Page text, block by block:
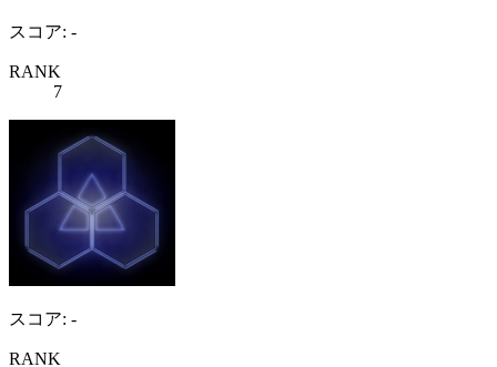
スコア: -
RANK
7
スコア: -
RANK